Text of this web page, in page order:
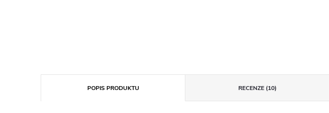
POPIS PRODUKTU RECENZE (10)